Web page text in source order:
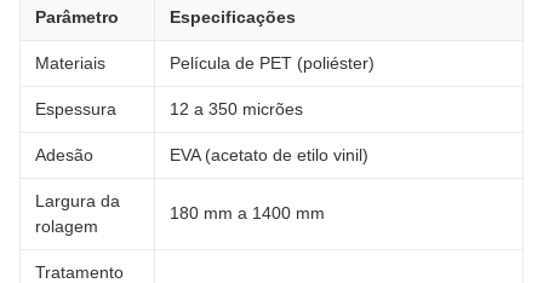
Parâmetro Especificações
Materiais Película de PET (poliéster)
Espessura 12 a 350 micrões
Adesão EVA (acetato de etilo vinil)
Largura da
rolagem
180 mm a 1400 mm
Tratamento